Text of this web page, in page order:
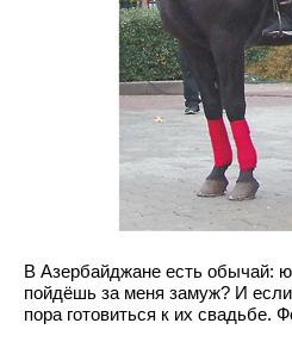
В Азербайджане есть обычай:
пойдёшь за меня замуж? И
пора готовиться к их свадьбе.